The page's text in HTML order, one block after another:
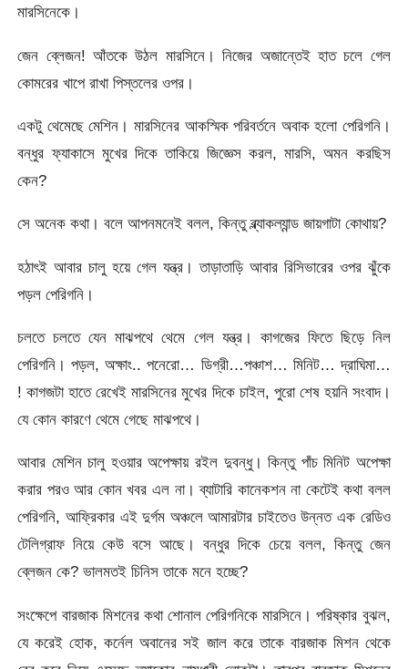
মারসিনেকে।
জেন ব্লেজন! আঁতকে উঠল মারসিনে। নিজের অজান্তেই হাত চলে গেল
কোমরের খাপে রাখা পিস্তলের ওপর।
একটু থেমেছে মেশিন। মারসিনের আকস্মিক পরিবর্তনে অবাক হলো পেরিগনি।
বন্ধুর ফ্যাকাসে মুখের দিকে তাকিয়ে জিজ্ঞেস করল, মারসি, অমন করছিস
কেন?
সে অনেক কথা। বলে আপনমনেই বলল, কিন্তু ব্ল্যাকল্যান্ড জায়গাটা কোথায়?
হঠাৎই আবার চালু হয়ে গেল যন্ত্র। তাড়াতাড়ি আবার রিসিভারের ওপর ঝুঁকে
পড়ল পেরিগনি।
চলতে চলতে যেন মাঝপথে থেমে গেল যন্ত্র। কাগজের ফিতে ছিড়ে নিল
পেরিগনি। পড়ল, অক্ষাং.. পনেরো… ডিগ্রী…পঞ্চাশ… মিনিট… দ্রাঘিমা…
! কাগজটা হাতে রেখেই মারসিনের মুখের দিকে চাইল, পুরো শেষ হয়নি সংবাদ।
যে কোন কারণে থেমে গেছে মাঝপথে।
আবার মেশিন চালু হওয়ার অপেক্ষায় রইল দুবন্ধু। কিন্তু পাঁচ মিনিট অপেক্ষা
করার পরও আর কোন খবর এল না। ব্যাটারি কানেকশন না কেটেই কথা বলল
পেরিগনি, আফ্রিকার এই দুর্গম অঞ্চলে আমারটার চাইতেও উন্নত এক রেডিও
টেলিগ্রাফ নিয়ে কেউ বসে আছে। বন্ধুর দিকে চেয়ে বলল, কিন্তু জেন
ব্লেজন কে? ভালমতই চিনিস তাকে মনে হচ্ছে?
সংক্ষেপে বারজাক মিশনের কথা শোনাল পেরিগনিকে মারসিনে। পরিষ্কার বুঝল,
যে করেই হোক, কর্নেল অবানের সই জাল করে তাকে বারজাক মিশন থেকে